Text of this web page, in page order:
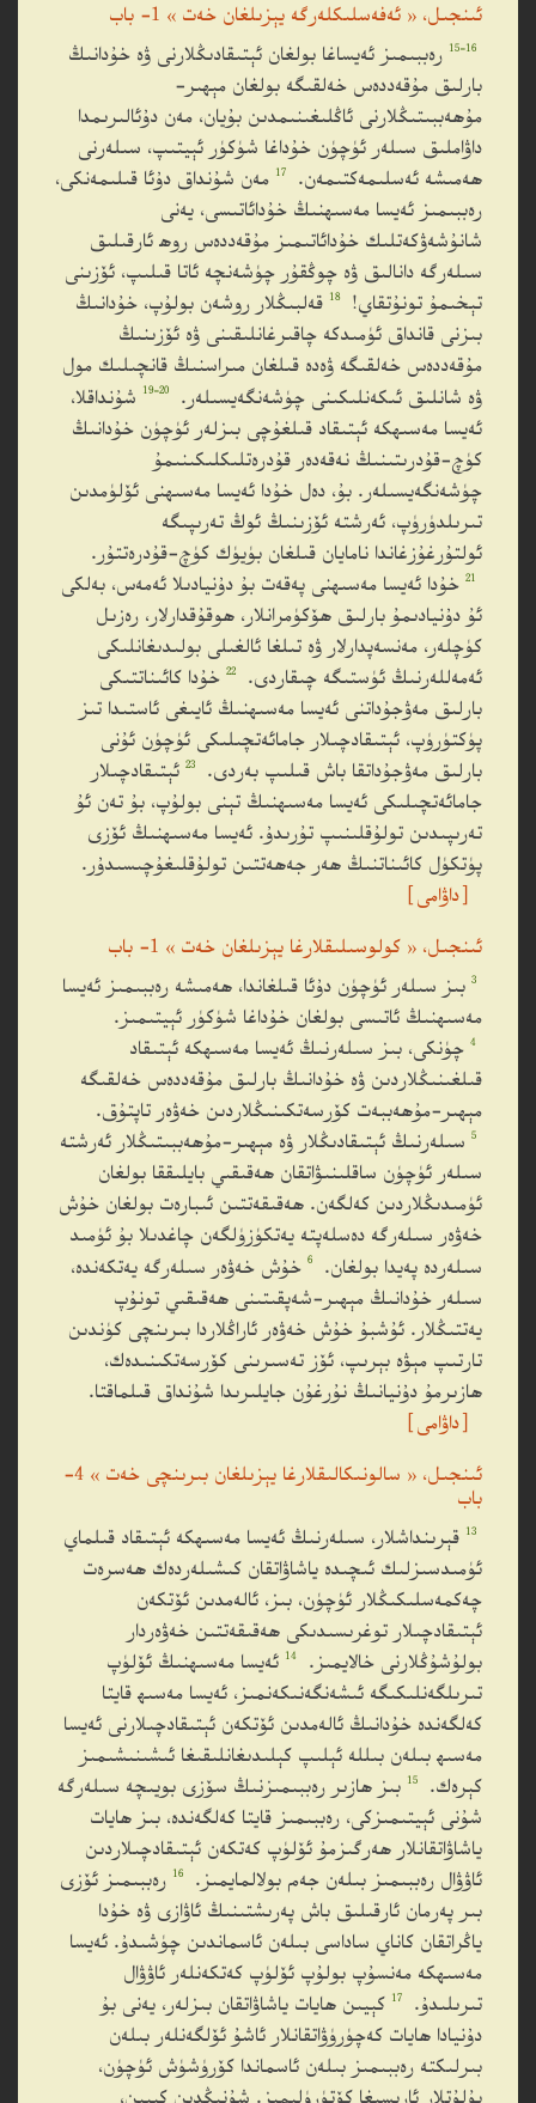
ئىنجىل، « ئەفەسلىكلەرگە يېزىلغان خەت » 1- باب
15-16 رەببىمىز ئەيساغا بولغان ئېتىقادىڭلارنى ۋە خۇدانىڭ
بارلىق مۇقەددەس خەلقىگە بولغان مېھىر-
مۇھەببىتىڭلارنى ئاڭلىغىنىمدىن بۇيان، مەن دۇئالىرىمدا
داۋاملىق سىلەر ئۈچۈن خۇداغا شۈكۈر ئېيتىپ، سىلەرنى
ھەمىشە ئەسلىمەكتىمەن.
17 مەن شۇنداق دۇئا قىلىمەنكى،
رەببىمىز ئەيسا مەسىھنىڭ خۇدائاتىسى، يەنى
شانۇشەۋكەتلىك خۇدائاتىمىز مۇقەددەس روھ ئارقىلىق
سىلەرگە دانالىق ۋە چوڭقۇر چۈشەنچە ئاتا قىلىپ، ئۆزىنى
تېخىمۇ تونۇتقاي!
18 قەلبىڭلار روشەن بولۇپ، خۇدانىڭ
بىزنى قانداق ئۈمىدكە چاقىرغانلىقىنى ۋە ئۆزىنىڭ
مۇقەددەس خەلقىگە ۋەدە قىلغان مىراسنىڭ قانچىلىك مول
ۋە شانلىق ئىكەنلىكىنى چۈشەنگەيسىلەر.
19-20 شۇنداقلا،
ئەيسا مەسىھكە ئېتىقاد قىلغۇچى بىزلەر ئۈچۈن خۇدانىڭ
كۈچ-قۇدرىتىنىڭ نەقەدەر قۇدرەتلىكلىكىنىمۇ
چۈشەنگەيسىلەر. بۇ، دەل خۇدا ئەيسا مەسىھنى ئۆلۈمدىن
تىرىلدۈرۈپ، ئەرشتە ئۆزىنىڭ ئوڭ تەرىپىگە
ئولتۇرغۇزغاندا نامايان قىلغان بۈيۈك كۈچ-قۇدرەتتۇر.
21 خۇدا ئەيسا مەسىھنى پەقەت بۇ دۇنيادىلا ئەمەس، بەلكى
ئۇ دۇنيادىمۇ بارلىق ھۆكۈمرانلار، ھوقۇقدارلار، رەزىل
كۈچلەر، مەنسەپدارلار ۋە تىلغا ئالغىلى بولىدىغانلىكى
ئەمەللەرنىڭ ئۈستىگە چىقاردى.
22 خۇدا كائىناتتىكى
بارلىق مەۋجۇداتنى ئەيسا مەسىھنىڭ ئايىغى ئاستىدا تىز
پۈكتۈرۈپ، ئېتىقادچىلار جامائەتچىلىكى ئۈچۈن ئۇنى
بارلىق مەۋجۇداتقا باش قىلىپ بەردى.
23 ئېتىقادچىلار
جامائەتچىلىكى ئەيسا مەسىھنىڭ تېنى بولۇپ، بۇ تەن ئۇ
تەرىپىدىن تولۇقلىنىپ تۇرىدۇ. ئەيسا مەسىھنىڭ ئۆزى
پۈتكۈل كائىناتنىڭ ھەر جەھەتتىن تولۇقلىغۇچىسىدۇر.
［داۋامى］
ئىنجىل، « كولوسىلىقلارغا يېزىلغان خەت » 1- باب
3 بىز سىلەر ئۈچۈن دۇئا قىلغاندا، ھەمىشە رەببىمىز ئەيسا
مەسىھنىڭ ئاتىسى بولغان خۇداغا شۈكۈر ئېيتىمىز.
4 چۈنكى، بىز سىلەرنىڭ ئەيسا مەسىھكە ئېتىقاد
قىلغىنىڭلاردىن ۋە خۇدانىڭ بارلىق مۇقەددەس خەلقىگە
مېھىر-مۇھەببەت كۆرسەتكىنىڭلاردىن خەۋەر تاپتۇق.
5 سىلەرنىڭ ئېتىقادىڭلار ۋە مېھىر-مۇھەببىتىڭلار ئەرشتە
سىلەر ئۈچۈن ساقلىنىۋاتقان ھەقىقىي بايلىققا بولغان
ئۈمىدىڭلاردىن كەلگەن. ھەقىقەتتىن ئىبارەت بولغان خۇش
خەۋەر سىلەرگە دەسلەپتە يەتكۈزۈلگەن چاغدىلا بۇ ئۈمىد
سىلەردە پەيدا بولغان.
6 خۇش خەۋەر سىلەرگە يەتكەندە،
سىلەر خۇدانىڭ مېھىر-شەپقىتىنى ھەقىقىي تونۇپ
يەتتىڭلار. ئۇشبۇ خۇش خەۋەر ئاراڭلاردا بىرىنچى كۈندىن
تارتىپ مېۋە بېرىپ، ئۆز تەسىرىنى كۆرسەتكىنىدەك،
ھازىرمۇ دۇنيانىڭ نۇرغۇن جايلىرىدا شۇنداق قىلماقتا.
［داۋامى］
ئىنجىل، « سالونىكالىقلارغا يېزىلغان بىرىنچى خەت » 4-
باب
13 قېرىنداشلار، سىلەرنىڭ ئەيسا مەسىھكە ئېتىقاد قىلماي
ئۈمىدسىزلىك ئىچىدە ياشاۋاتقان كىشىلەردەك ھەسرەت
چەكمەسلىكىڭلار ئۈچۈن، بىز، ئالەمدىن ئۆتكەن
ئېتىقادچىلار توغرىسىدىكى ھەقىقەتتىن خەۋەردار
بولۇشۇڭلارنى خالايمىز.
14 ئەيسا مەسىھنىڭ ئۆلۈپ
تىرىلگەنلىكىگە ئىشەنگەنىكەنمىز، ئەيسا مەسىھ قايتا
كەلگەندە خۇدانىڭ ئالەمدىن ئۆتكەن ئېتىقادچىلارنى ئەيسا
مەسىھ بىلەن بىللە ئېلىپ كېلىدىغانلىقىغا ئىشىنىشىمىز
كېرەك.
15 بىز ھازىر رەببىمىزنىڭ سۆزى بويىچە سىلەرگە
شۇنى ئېيتىمىزكى، رەببىمىز قايتا كەلگەندە، بىز ھايات
ياشاۋاتقانلار ھەرگىزمۇ ئۆلۈپ كەتكەن ئېتىقادچىلاردىن
ئاۋۋال رەببىمىز بىلەن جەم بولالمايمىز.
16 رەببىمىز ئۆزى
بىر پەرمان ئارقىلىق باش پەرىشتىنىڭ ئاۋازى ۋە خۇدا
ياڭراتقان كاناي ساداسى بىلەن ئاسماندىن چۈشىدۇ. ئەيسا
مەسىھكە مەنسۇپ بولۇپ ئۆلۈپ كەتكەنلەر ئاۋۋال
تىرىلىدۇ.
17 كېيىن ھايات ياشاۋاتقان بىزلەر، يەنى بۇ
دۇنيادا ھايات كەچۈرۈۋاتقانلار ئاشۇ ئۆلگەنلەر بىلەن
بىرلىكتە رەببىمىز بىلەن ئاسماندا كۆرۈشۈش ئۈچۈن،